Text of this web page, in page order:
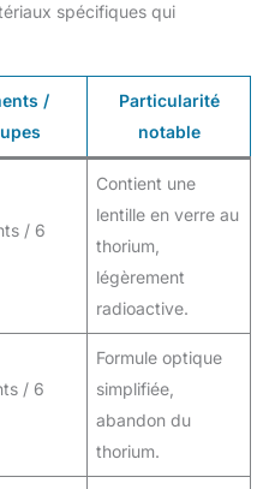
spécifiques qui
/
Particularité
notable
/ 6
Contient une
lentille en verre au
thorium,
légèrement
radioactive.
/ 6
Formule optique
simplifiée,
abandon du
thorium.